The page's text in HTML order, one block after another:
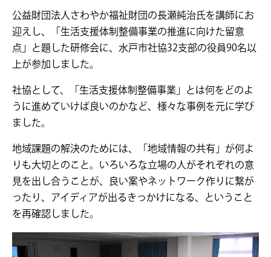
公益財団法人さわやか福祉財団の長瀬純治氏を講師にお
迎えし、「生活支援体制整備事業の推進に向けた留意
点」と題した研修会に、水戸市社協32支部の役員90名以
上が参加しました。
社協として、「生活支援体制整備事業」とは何をどのよ
うに進めていけば良いのかなど、様々な事例を元に学び
ました。
地域課題の解決のためには、「地域情報の共有」が何よ
りも大切とのこと。いろいろな立場の人がそれぞれの意
見を出し合うことが、良い案やネットワーク作りに繋が
ったり、アイディアが出るきっかけになる、ということ
を再確認しました。